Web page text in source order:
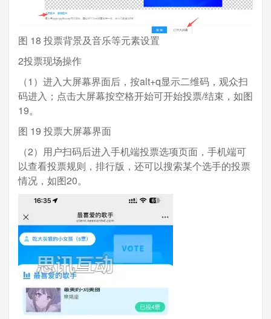
图 18 投票背景及音乐等元素设置
2投票现场操作
（1）进入大屏幕界面后，按alt+q显示二维码，观众扫
码进入；点击大屏幕按空格开始可开始投票/结束，如图
19。
图 19 投票大屏幕界面
（2）用户扫码后进入手机端投票选项页面，手机端可
以查看投票规则，排行版，还可以搜索某个选手的投票
情况，如图20。